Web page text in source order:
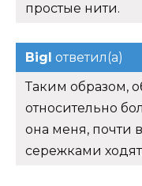
простые нити.
Bigl ответил(а)
Таким образом,
относительно
она меня, почти
сережками